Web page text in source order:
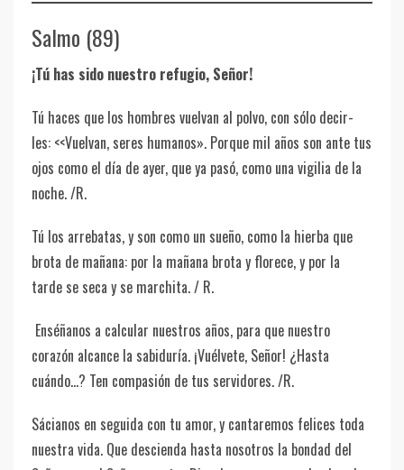
Salmo (89)
¡Tú has sido nuestro refugio, Señor!
Tú haces que los hombres vuelvan al polvo, con sólo decir-
les: <<Vuelvan, seres humanos». Porque mil años son ante tus
ojos como el día de ayer, que ya pasó, como una vigilia de la
noche. /R.
Tú los arrebatas, y son como un sueño, como la hierba que
brota de mañana: por la mañana brota y florece, y por la
tarde se seca y se marchita. / R.
Enséñanos a calcular nuestros años, para que nuestro
corazón alcance la sabiduría. ¡Vuélvete, Señor! ¿Hasta
cuándo…? Ten compasión de tus servidores. /R.
Sácianos en seguida con tu amor, y cantaremos felices toda
nuestra vida. Que descienda hasta nosotros la bondad del